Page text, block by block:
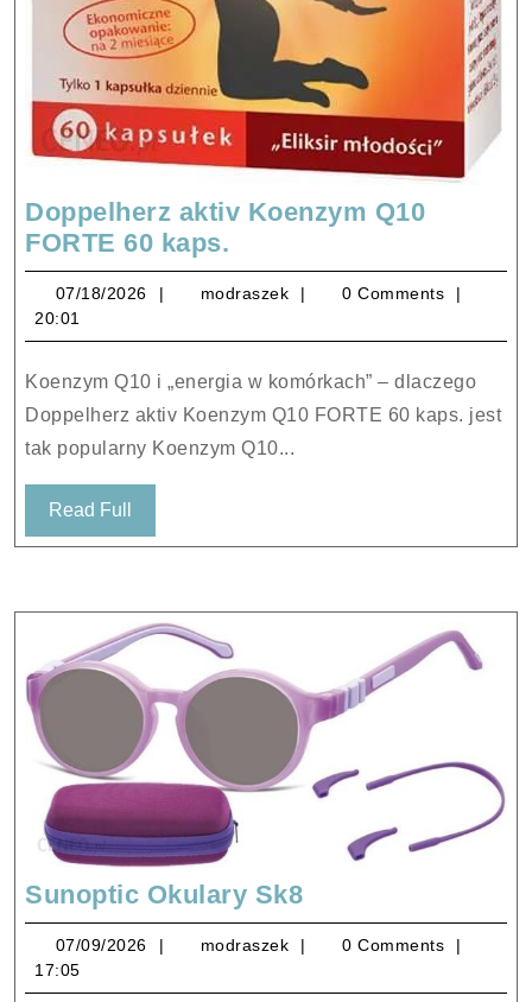
Doppelherz aktiv Koenzym Q10
FORTE 60 kaps.
aktiv
Koenzym
Q10
FORTE
60
kaps.
07/18/2026 07/18/2026
modraszek modraszek
0 Comments
20:01
Koenzym Q10 i „energia w komórkach” – dlaczego
Doppelherz aktiv Koenzym Q10 FORTE 60 kaps. jest
tak popularny Koenzym Q10...
Read Full
Full
Sunoptic Okulary Sk8Sunoptic
Okulary
Sk8
07/09/2026 07/09/2026
modraszek modraszek
0 Comments
17:05